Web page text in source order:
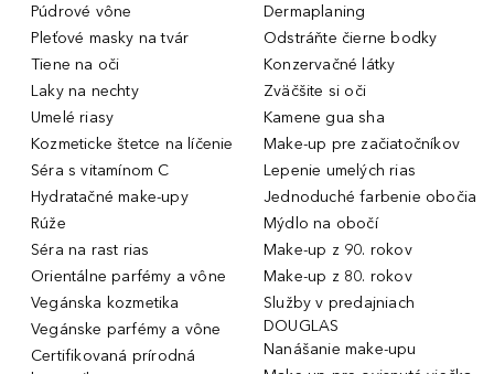
Púdrové vône
Pleťové masky na tvár
Tiene na oči
Laky na nechty
Umelé riasy
Kozmeticke štetce na líčenie
Séra s vitamínom C
Hydratačné make-upy
Rúže
Séra na rast rias
Orientálne parfémy a vône
Vegánska kozmetika
Vegánske parfémy a vône
Certifikovaná prírodná
Dermaplaning
Odstráňte čierne bodky
Konzervačné látky
Zväčšite si oči
Kamene gua sha
Make-up pre začiatočníkov
Lepenie umelých rias
Jednoduché farbenie obočia
Mýdlo na obočí
Make-up z 90. rokov
Make-up z 80. rokov
Služby v predajniach
DOUGLAS
Nanášanie make-upu